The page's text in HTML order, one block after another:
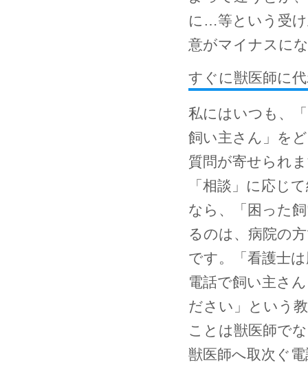
に…等という受
意がマイナスに
すぐに獣医師に
私にはいつも、
飼い主さん」を
質問が寄せられ
「相談」に応じ
なら、「困った
るのは、病院の
です。「看護士
電話で飼い主さ
ださい」という
ことは獣医師で
獣医師へ取次ぐ